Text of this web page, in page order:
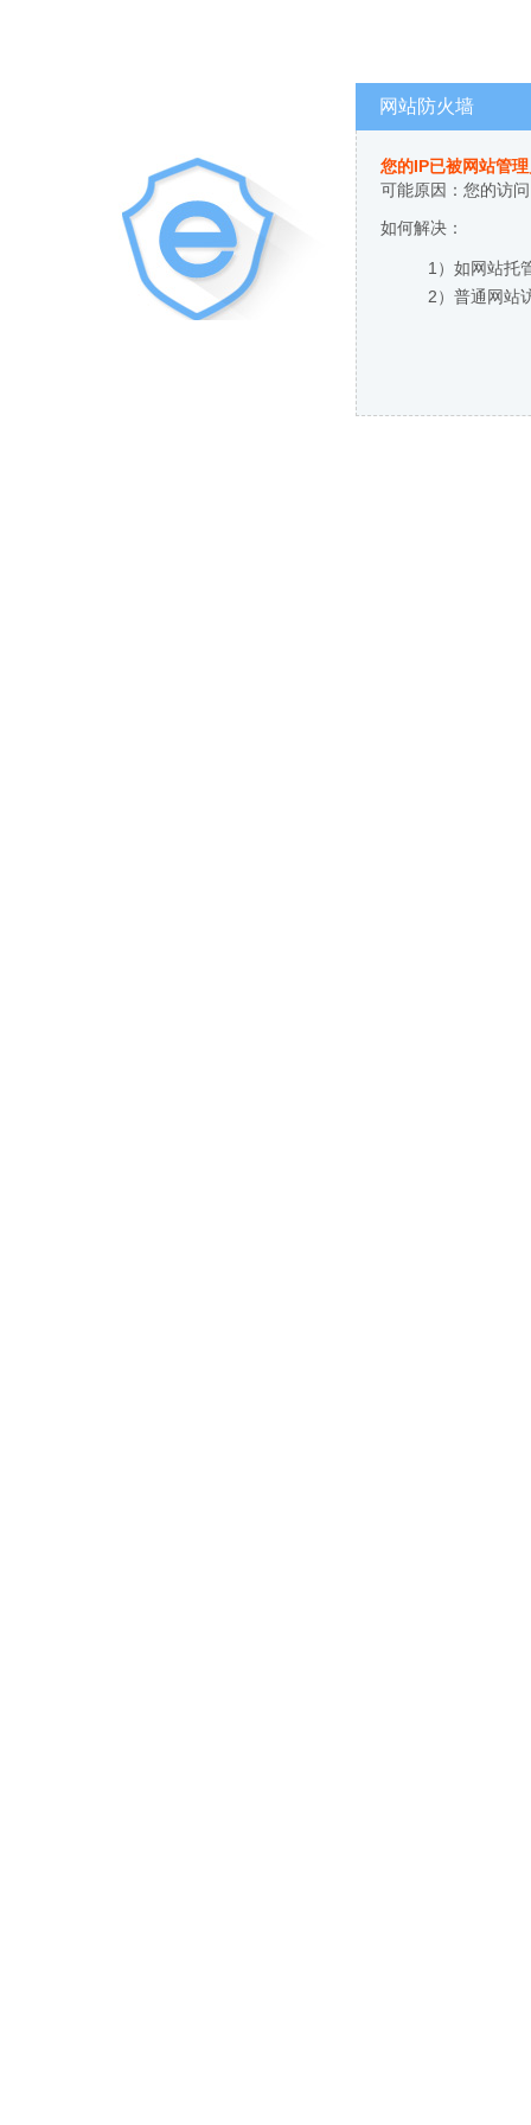
网站防火墙
您的IP已被网站管
可能原因：您的访
如何解决：
1）如网站托
2）普通网站